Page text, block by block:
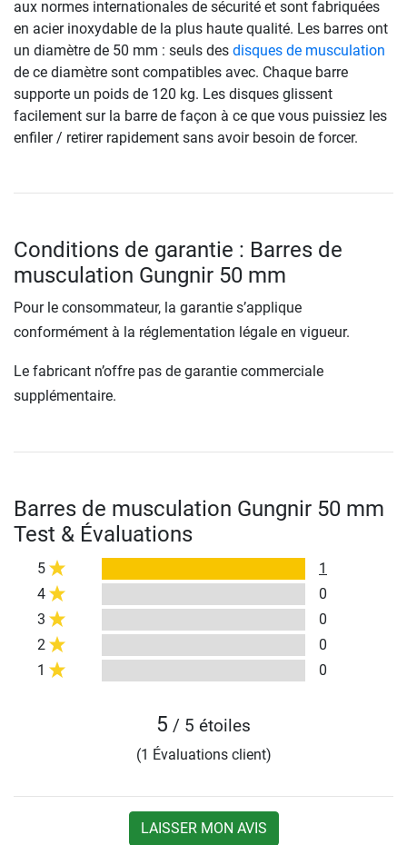
aux normes internationales de sécurité et sont fabriquées
en acier inoxydable de la plus haute qualité. Les barres ont
un diamètre de 50 mm : seuls des disques de musculation
de ce diamètre sont compatibles avec. Chaque barre
supporte un poids de 120 kg. Les disques glissent
facilement sur la barre de façon à ce que vous puissiez les
enfiler / retirer rapidement sans avoir besoin de forcer.
Conditions de garantie : Barres de
musculation Gungnir 50 mm
Pour le consommateur, la garantie s’applique
conformément à la réglementation légale en vigueur.
Le fabricant n’offre pas de garantie commerciale
supplémentaire.
Barres de musculation Gungnir 50 mm
Test & Évaluations
5
1
4
0
3
0
2
0
1
0
5 / 5 étoiles
(1 Évaluations client)
LAISSER MON AVIS